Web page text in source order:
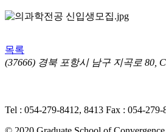
목록
(37666) 경북 포항시 남구 지곡로 80,
Tel : 054-279-8412, 8413 Fax : 054-279-